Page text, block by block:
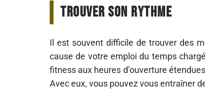
Trouver son rythme
Il est souvent difficile de trouver des
cause de votre emploi du temps
fitness aux heures d’ouverture
Avec eux, vous pouvez vous entraîner